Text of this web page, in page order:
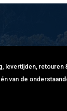
levertijden, retouren
van de